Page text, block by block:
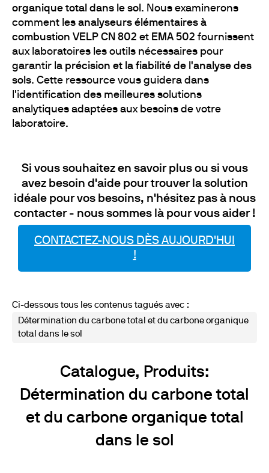
organique total dans le sol . Nous examinerons
comment les analyseurs élémentaires à
combustion VELP CN 802 et EMA 502 fournissent
aux laboratoires les outils nécessaires pour
garantir la précision et la fiabilité de l'analyse des
sols. Cette ressource vous guidera dans
l'identification des meilleures solutions
analytiques adaptées aux besoins de votre
laboratoire.
Si vous souhaitez en savoir plus ou si vous
avez besoin d'aide pour trouver la solution
idéale pour vos besoins, n'hésitez pas à nous
contacter - nous sommes là pour vous aider !
CONTACTEZ-NOUS DÈS AUJOURD'HUI
!
Ci-dessous tous les contenus tagués avec :
Détermination du carbone total et du carbone organique
total dans le sol
Catalogue, Produits:
Détermination du carbone total
et du carbone organique total
dans le sol